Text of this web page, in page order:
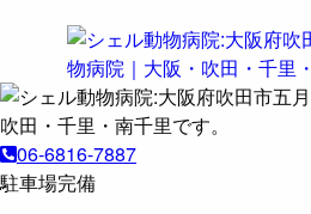
06-6816-7887
駐車場完備